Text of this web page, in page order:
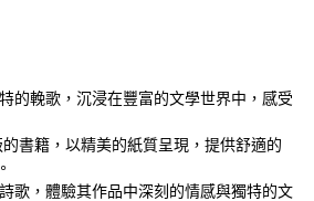
的輓歌，沉浸在豐富的文學世界中，感受
書籍，以精美的紙質呈現，提供舒適的
歌，體驗其作品中深刻的情感與獨特的文